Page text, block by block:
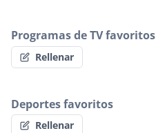
Programas de TV favoritos
Rellenar
Deportes favoritos
Rellenar